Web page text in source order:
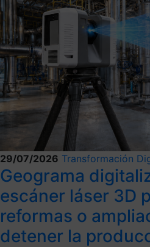
29/07/2026 Transformación
Geograma
escáner láser 3D
reformas o
detener la